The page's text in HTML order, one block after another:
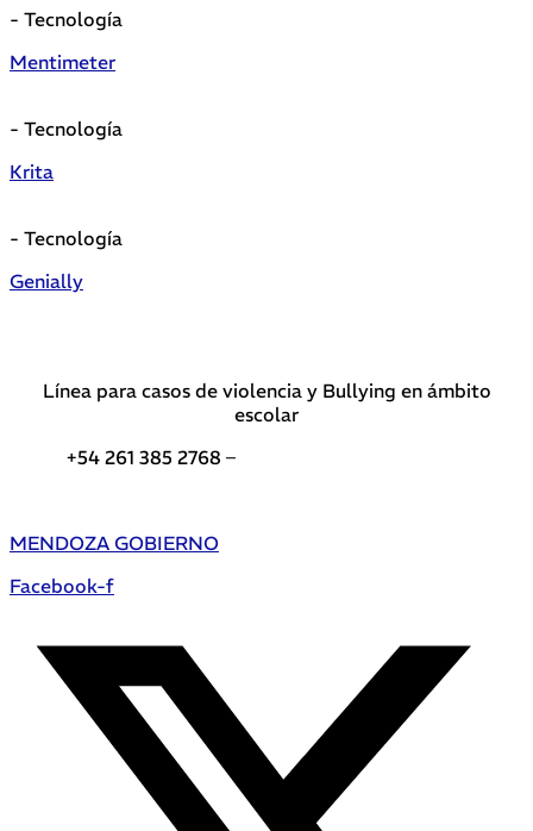
- Tecnología
Mentimeter
- Tecnología
Krita
- Tecnología
Genially
Línea para casos de violencia y Bullying en ámbito
escolar
+54 261 385 2768 –
MENDOZA GOBIERNO
Facebook-f